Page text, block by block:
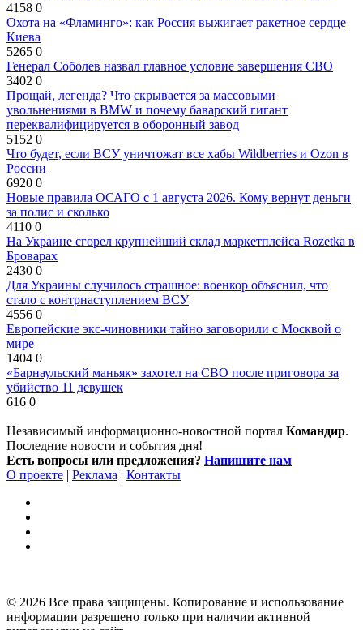
4158 0
Охота на «Фламинго»: как Россия выжигает ракетное сердце
Киева
5265 0
Генерал Соболев назвал главное условие завершения СВО
3402 0
Прощай, легенда? Что скрывается за массовыми
увольнениями в BMW и почему баварский гигант
переквалифицируется в оборонный завод
5152 0
Что будет, если ВСУ уничтожат все хабы Wildberries и Ozon в
России
6920 0
Новые правила ОСАГО с 1 августа 2026. Кому вернут деньги
за полис и сколько
4110 0
На Украине сгорел крупнейший склад маркетплейса Rozetka в
Броварах
2430 0
Для Украины случилось страшное: военкор объяснил, что
стало с контрнаступлением ВСУ
4556 0
Европейские экс-чиновники тайно заговорили с Москвой о
мире
1404 0
«Барнаульский маньяк» захотел на СВО после приговора за
убийство 11 девушек
616 0
Независимый информационно-новостной портал Командир.
Последние новости и события дня!
Есть вопросы или предложения? Напишите нам
О проекте | Реклама | Контакты
© 2026 Все права защищены. Копирование и использование
информации разрешено только при наличии активной